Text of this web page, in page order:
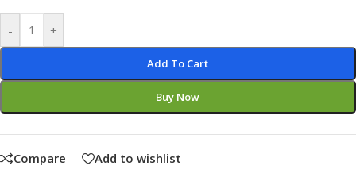
- +
Add To Cart
Buy Now
Alternative:
Compare Add to wishlist